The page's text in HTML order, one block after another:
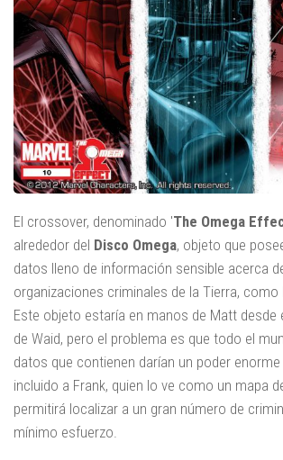
El crossover, denominado 'The Omega
alrededor del Disco Omega, objeto que
datos lleno de información sensible acerca
organizaciones criminales de la Tierra, como
Este objeto estaría en manos de Matt desde
de Waid, pero el problema es que todo el
datos que contienen darían un poder
incluido a Frank, quien lo ve como un mapa
permitirá localizar a un gran número de
mínimo esfuerzo.